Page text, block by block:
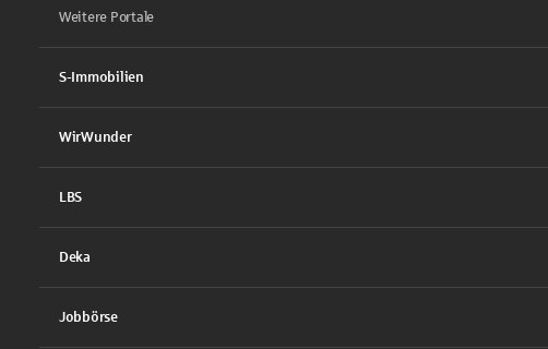
Weitere Portale
S-Immobilien
WirWunder
LBS
Deka
Jobbörse